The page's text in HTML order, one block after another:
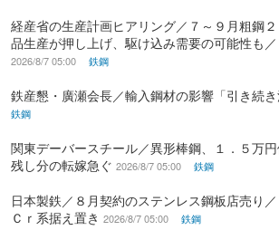
経産省の生産計画ヒアリング／７～９月粗鋼
品生産が押し上げ、駆け込み需要の可能性も
2026/8/7 05:00 鉄鋼
鉄産懇・廣瀬会長／輸入鋼材の影響「引き続き
鉄鋼
関東デーバースチール／異形棒鋼、１．５万
残し分の転嫁急ぐ 2026/8/7 05:00 鉄鋼
日本製鉄／８月契約のステンレス鋼板店売り／
Ｃｒ系据え置き 2026/8/7 05:00 鉄鋼